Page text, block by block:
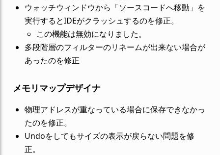
ウォッチウィンドウから「ソースコードへ移動」を
実行するとIDEがクラッシュするのを修正。
この機能は無効になりました。
多段階層のフィルターのリネームが出来ない場合が
あったのを修正
メモリマップデザイナ
物理アドレスが重なっている場合に保存できなかっ
たのを修正。
Undoをしてもサイズの表示が戻らない問題を修
正。